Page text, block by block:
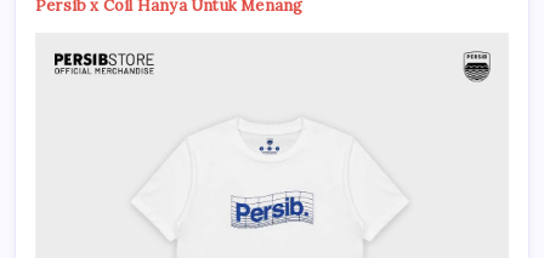
Persib x Coil Hanya Untuk Menang